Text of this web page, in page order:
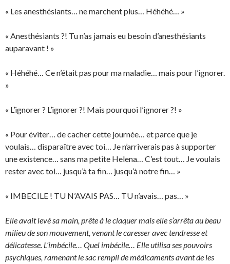
« Les anesthésiants… ne marchent plus… Héhéhé… »
« Anesthésiants ?! Tu n’as jamais eu besoin d’anesthésiants
auparavant ! »
« Héhéhé… Ce n’était pas pour ma maladie… mais pour l’ignorer.
»
« L’ignorer ? L’ignorer ?! Mais pourquoi l’ignorer ?! »
« Pour éviter… de cacher cette journée… et parce que je
voulais… disparaître avec toi… Je n’arriverais pas à supporter
une existence… sans ma petite Helena… C’est tout… Je voulais
rester avec toi… jusqu’à ta fin… jusqu’à notre fin… »
« IMBECILE ! TU N’AVAIS PAS… TU n’avais… pas… »
Elle avait levé sa main, prête à le claquer mais elle s’arrêta au beau
milieu de son mouvement, venant le caresser avec tendresse et
délicatesse. L’imbécile… Quel imbécile… Elle utilisa ses pouvoirs
psychiques, ramenant le sac rempli de médicaments avant de les